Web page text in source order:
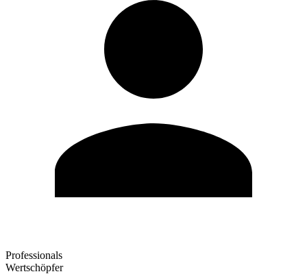
Professionals
Wertschöpfer